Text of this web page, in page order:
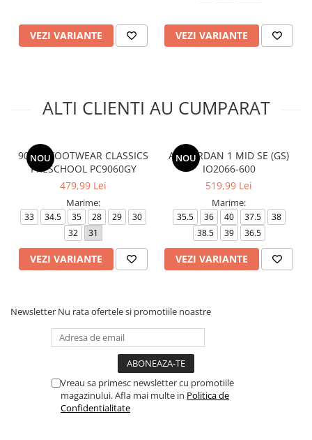
VEZI VARIANTE VEZI VARIANTE
ALTI CLIENTI AU CUMPARAT
NOU
9060 - FOOTWEAR CLASSICS
PRESCHOOL PC9060GY
479,99 Lei
Marime:
33 34.5 35 28 29
30
32
31
VEZI VARIANTE
NOU
AIR JORDAN 1 MID SE (GS)
IO2066-600
519,99 Lei
Marime:
35.5 36 40 37.5
38
38.5
39 36.5
VEZI VARIANTE
Newsletter Nu rata ofertele si promotiile noastre
Vreau sa primesc newsletter cu promotiile
magazinului. Afla mai multe in Politica de
Confidentialitate